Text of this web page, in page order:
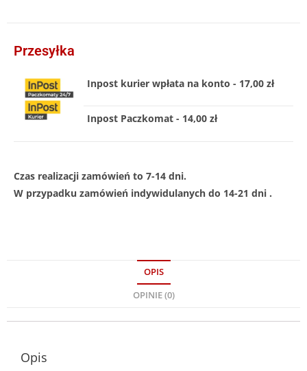
Przesyłka
Inpost kurier wpłata na konto - 17,00 zł
Inpost Paczkomat - 14,00 zł
Czas realizacji zamówień to 7-14 dni.
W przypadku zamówień indywidulanych do 14-21 dni .
OPIS
OPINIE (0)
Opis